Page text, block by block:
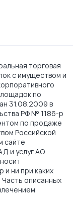
торговая
с имуществом и
по
31.08.2009 в
РФ № 1186-р
по продаже
Российской
сайте
и услуг АО
ни при каких
описанных